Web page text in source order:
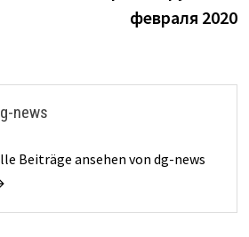
февраля 2020
news
Beiträge ansehen von dg-news